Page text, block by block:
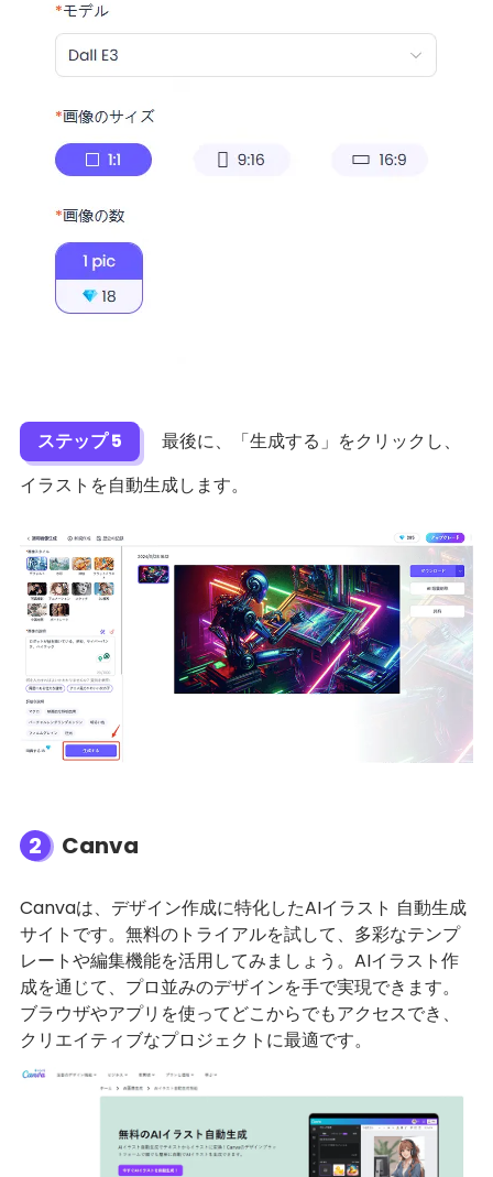
ステップ 5
最後に、「生成する」をクリックし、
イラストを自動生成します。
2 Canva
Canvaは、デザイン作成に特化したAIイラスト 自動生成
サイトです。無料のトライアルを試して、多彩なテンプ
レートや編集機能を活用してみましょう。AIイラスト作
成を通じて、プロ並みのデザインを手で実現できます。
ブラウザやアプリを使ってどこからでもアクセスでき、
クリエイティブなプロジェクトに最適です。